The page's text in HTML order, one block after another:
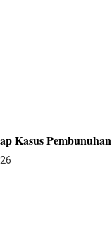
Kasus Pembunuhan